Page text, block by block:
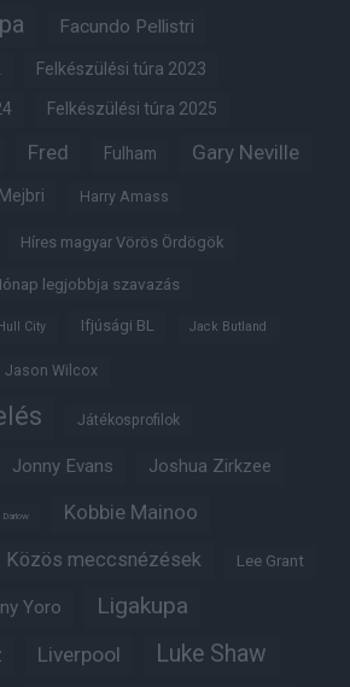
Facundo Pellistri
Felkészülési túra 2023
Felkészülési túra 2025
Fred Fulham Gary Neville
Harry Amass
Híres magyar Vörös Ördögök
legjobbja szavazás
Hull City Ifjúsági BL Jack Butland
Jason Wilcox
Játékosprofilok
Jonny Evans Joshua Zirkzee
Darlow Kobbie Mainoo
Közös meccsnézések Lee Grant
Yoro Ligakupa
Liverpool Luke Shaw